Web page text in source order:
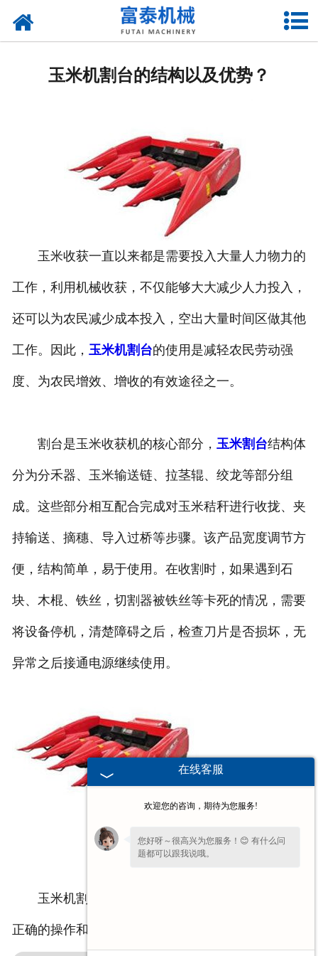
新闻中心
厂房设备
玉米机割台的结构以及优势？
玉米收获一直以来都是需要投入大量人力物力的
工作，利用机械收获，不仅能够大大减少人力投入，
还可以为农民减少成本投入，空出大量时间区做其他
工作。因此， 玉米机割台的使用是减轻农民劳动强
度、为农民增效、增收的有效途径之一。
割台是玉米收获机的核心部分， 玉米割台结构体
分为分禾器、玉米输送链、拉茎辊、绞龙等部分组
成。这些部分相互配合完成对玉米秸秆进行收拢、夹
持输送、摘穗、导入过桥等步骤。该产品宽度调节方
便，结构简单，易于使用。在收割时，如果遇到石
块、木棍、铁丝，切割器被铁丝等卡死的情况，需要
将设备停机，清楚障碍之后，检查刀片是否损坏，无
异常之后接通电源继续使用。
玉米机割台产品性能优良，经济实用，只要注意
正确的操作和维护方法，便可以长久的使用。
在线客服
欢迎您的咨询，期待为您服务!
您好呀～很高兴为您服务！😊 有什么问
题都可以跟我说哦。